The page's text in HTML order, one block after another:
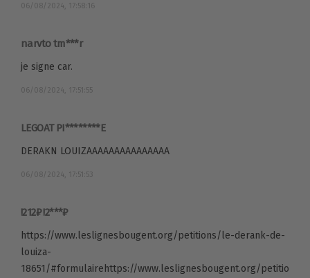
06/08/2024, 17:58:16
narvto tm***r
je signe car.
06/08/2024, 17:51:55
LEGOAT PI********E
DERAKN LOUIZAAAAAAAAAAAAAAA
06/08/2024, 17:51:53
!212₽ !2***₽
https://www.leslignesbougent.org/petitions/le-derank-de-
louiza-
18651/#formulairehttps://www.leslignesbougent.org/petitio